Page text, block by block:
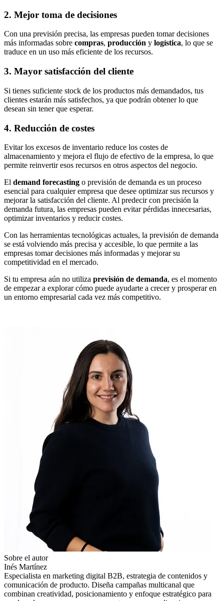
2. Mejor toma de decisiones
Con una previsión precisa, las empresas pueden tomar decisiones
más informadas sobre compras, producción y logística, lo que se
traduce en un uso más eficiente de los recursos.
3. Mayor satisfacción del cliente
Si tienes suficiente stock de los productos más demandados, tus
clientes estarán más satisfechos, ya que podrán obtener lo que
desean sin tener que esperar.
4. Reducción de costes
Evitar los excesos de inventario reduce los costes de
almacenamiento y mejora el flujo de efectivo de la empresa, lo que
permite reinvertir esos recursos en otros aspectos del negocio.
El demand forecasting o previsión de demanda es un proceso
esencial para cualquier empresa que desee optimizar sus recursos y
mejorar la satisfacción del cliente. Al predecir con precisión la
demanda futura, las empresas pueden evitar pérdidas innecesarias,
optimizar inventarios y reducir costes.
Con las herramientas tecnológicas actuales, la previsión de demanda
se está volviendo más precisa y accesible, lo que permite a las
empresas tomar decisiones más informadas y mejorar su
competitividad en el mercado.
Si tu empresa aún no utiliza previsión de demanda, es el momento
de empezar a explorar cómo puede ayudarte a crecer y prosperar en
un entorno empresarial cada vez más competitivo.
Sobre el autor
Inés Martínez
Especialista en marketing digital B2B, estrategia de contenidos y
comunicación de producto. Diseña campañas multicanal que
combinan creatividad, posicionamiento y enfoque estratégico para